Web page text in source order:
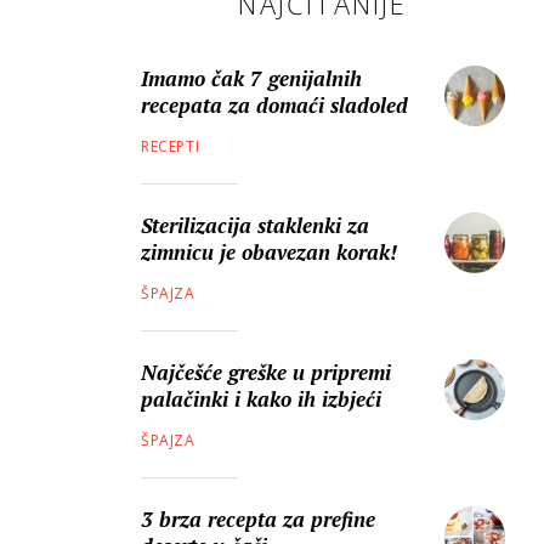
Imamo čak 7 genijalnih
recepata za domaći sladoled
RECEPTI
Sterilizacija staklenki za
zimnicu je obavezan korak!
ŠPAJZA
Najčešće greške u pripremi
palačinki i kako ih izbjeći
ŠPAJZA
3 brza recepta za prefine